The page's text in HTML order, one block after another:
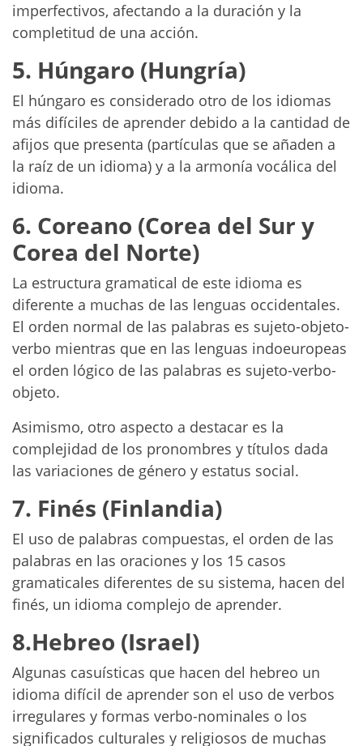
imperfectivos, afectando a la duración y la
completitud de una acción.
5. Húngaro (Hungría)
El húngaro es considerado otro de los idiomas
más difíciles de aprender debido a la cantidad de
afijos que presenta (partículas que se añaden a
la raíz de un idioma) y a la armonía vocálica del
idioma.
6. Coreano (Corea del Sur y
Corea del Norte)
La estructura gramatical de este idioma es
diferente a muchas de las lenguas occidentales.
El orden normal de las palabras es sujeto-objeto-
verbo mientras que en las lenguas indoeuropeas
el orden lógico de las palabras es sujeto-verbo-
objeto.
Asimismo, otro aspecto a destacar es la
complejidad de los pronombres y títulos dada
las variaciones de género y estatus social.
7. Finés (Finlandia)
El uso de palabras compuestas, el orden de las
palabras en las oraciones y los 15 casos
gramaticales diferentes de su sistema, hacen del
finés, un idioma complejo de aprender.
8.Hebreo (Israel)
Algunas casuísticas que hacen del hebreo un
idioma difícil de aprender son el uso de verbos
irregulares y formas verbo-nominales o los
significados culturales y religiosos de muchas